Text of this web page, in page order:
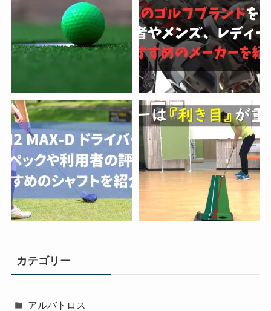
カテゴリー
アルバトロス